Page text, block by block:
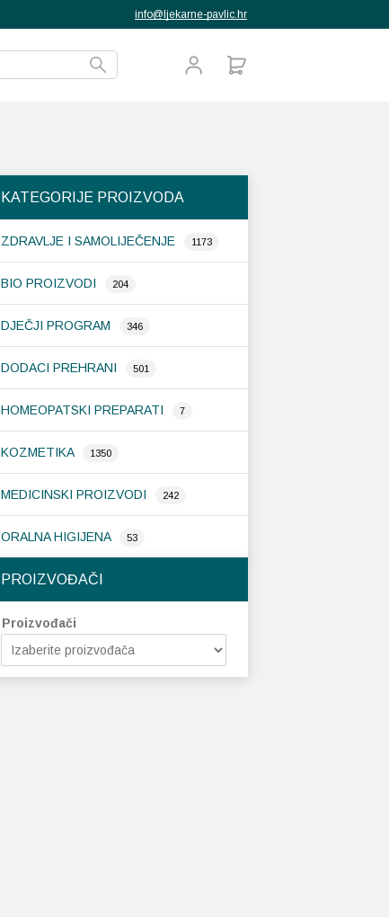
info@ljekarne-pavlic.hr
KATEGORIJE PROIZVODA
ZDRAVLJE I SAMOLIJEČENJE 1173
BIO PROIZVODI 204
DJEČJI PROGRAM 346
DODACI PREHRANI 501
HOMEOPATSKI PREPARATI 7
KOZMETIKA 1350
MEDICINSKI PROIZVODI 242
ORALNA HIGIJENA 53
PROIZVOĐAČI
Proizvođači